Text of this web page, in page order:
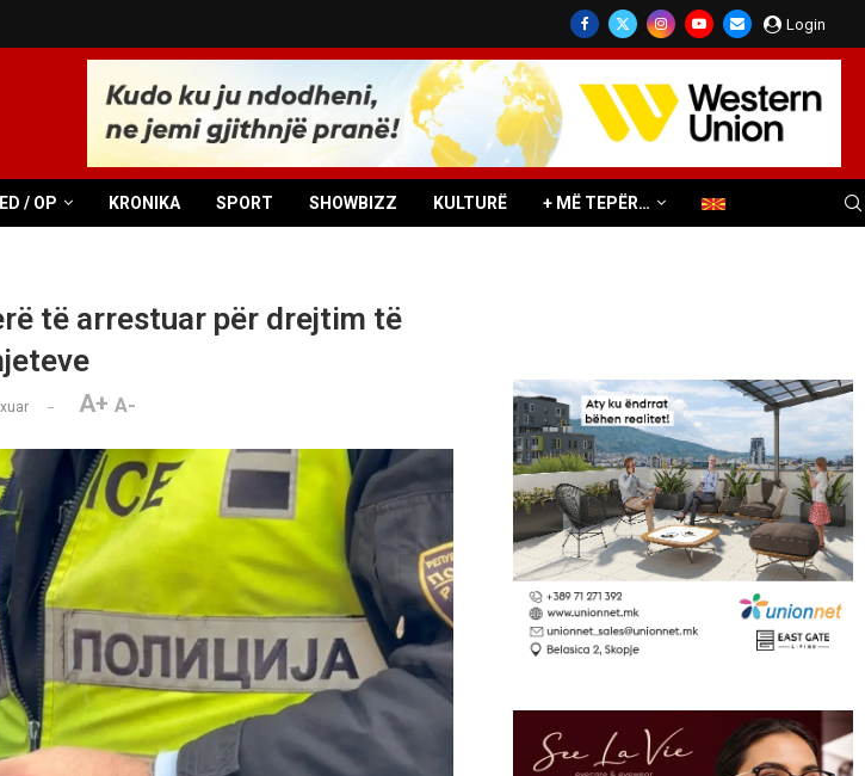
Login
ED / OP KRONIKA SPORT SHOWBIZZ KULTURË + MË TEPËR…
të arrestuar për drejtim të
A+ A-